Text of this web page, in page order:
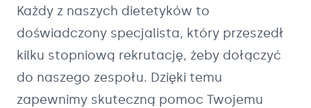
Każdy z naszych dietetyków to
doświadczony specjalista, który przeszedł
kilku stopniową rekrutację, żeby dołączyć
do naszego zespołu. Dzięki temu
zapewnimy skuteczną pomoc Twojemu